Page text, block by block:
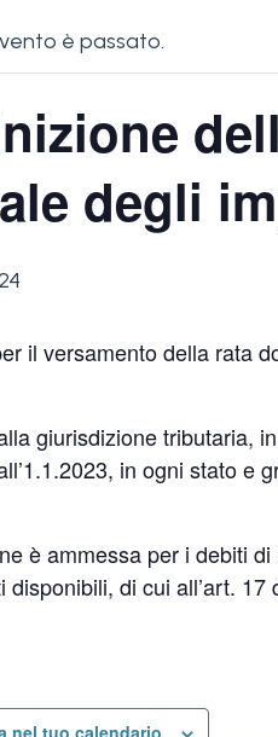
è passato.
degli
il versamento della rata
giurisdizione tributaria,
in ogni stato e
è ammessa per i debiti
disponibili, di cui all’art. 17
nel tuo calendario